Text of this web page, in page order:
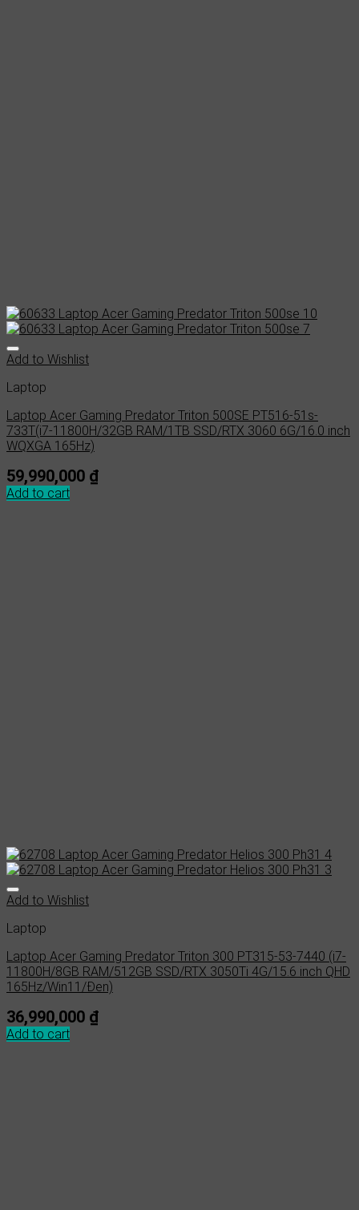
Add to Wishlist
Laptop
Laptop Acer Gaming Predator Triton 500SE PT516-51s-
733T(i7-11800H/32GB RAM/1TB SSD/RTX 3060 6G/16.0 inch
WQXGA 165Hz)
59,990,000 ₫
Add to cart
Add to Wishlist
Laptop
Laptop Acer Gaming Predator Triton 300 PT315-53-7440 (i7-
11800H/8GB RAM/512GB SSD/RTX 3050Ti 4G/15.6 inch QHD
165Hz/Win11/Đen)
36,990,000 ₫
Add to cart